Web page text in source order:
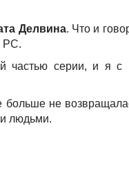
Делвина. Что и
PC.
частью серии, и я с
не
людьми.